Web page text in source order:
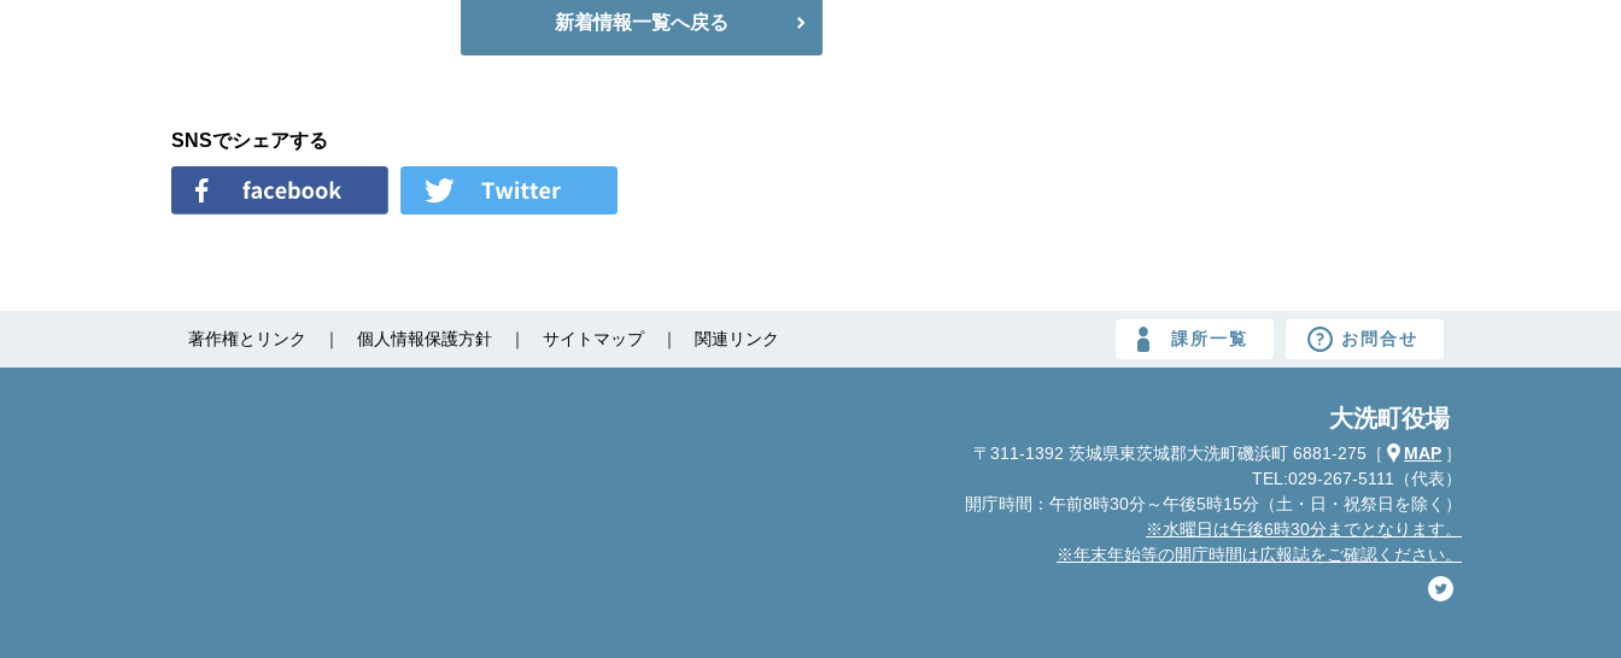
新着情報一覧へ戻る
SNSでシェアする
著作権とリンク 個人情報保護方針 サイトマップ 関連リンク 課所一覧 お問合せ
大洗町役場
〒311-1392 茨城県東茨城郡大洗町磯浜町 6881-275 ［ MAP ］
TEL:029-267-5111（代表）
開庁時間：午前8時30分～午後5時15分 （土・日・祝祭日を除く）
※水曜日は午後6時30分までとなります。
※年末年始等の開庁時間は広報誌をご確認ください。